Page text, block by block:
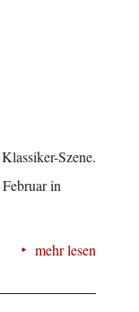
Szene.
in
mehr lesen